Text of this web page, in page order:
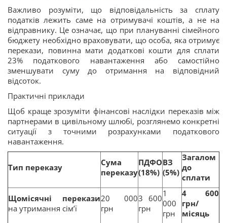
Важливо розуміти, що відповідальність за сплату
податків лежить саме на отримувачі коштів, а не на
відправнику. Це означає, що при плануванні сімейного
бюджету необхідно враховувати, що особа, яка отримує
перекази, повинна мати додаткові кошти для сплати
23% податкового навантаження або самостійно
зменшувати суму до отримання на відповідний
відсоток.
Практичні приклади
Щоб краще зрозуміти фінансові наслідки переказів між
партнерами в цивільному шлюбі, розглянемо конкретні
ситуації з точними розрахунками податкового
навантаження.
Тип переказу
Сума
переказу
ПДФО
(18%)
ВЗ
(5%)
Загалом
до
сплати
Щомісячні перекази
на утримання сім’ї
20 000
грн
3 600
грн
1
000
грн
4 600
грн/
місяць